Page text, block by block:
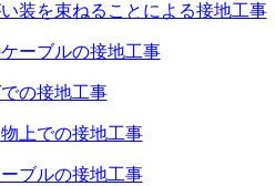
装を束ねることによる接地工事
ーブルの接地工事
の接地工事
上での接地工事
ブルの接地工事